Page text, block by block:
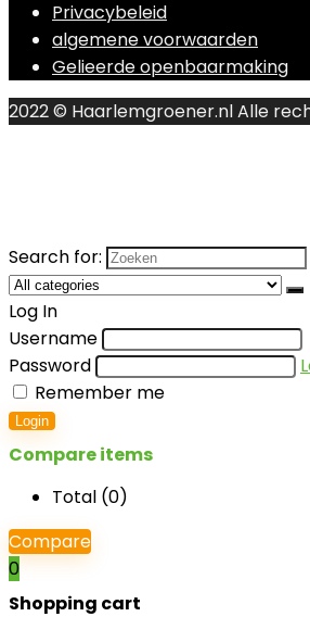
Privacybeleid
algemene voorwaarden
Gelieerde openbaarmaking
2022 © Haarlemgroener.nl Alle
Search for:
Log In
Username
Password
Remember me
Login
Compare items
Total (0)
Compare
0
Shopping cart